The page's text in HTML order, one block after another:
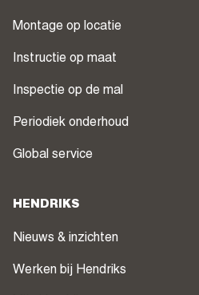
Montage op locatie
Instructie op maat
Inspectie op de mal
Periodiek onderhoud
Global service
HENDRIKS
Nieuws & inzichten
Werken bij Hendriks